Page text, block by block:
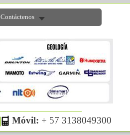
Móvil: + 57 3138049300
Contáctenos